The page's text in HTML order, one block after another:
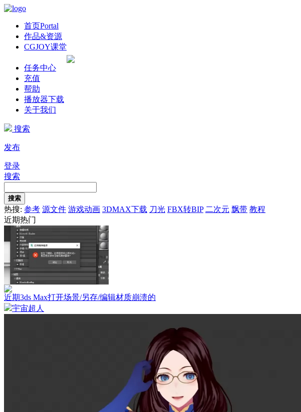
首页Portal
作品&资源
CGJOY课堂
任务中心
充值
帮助
播放器下载
关于我们
搜索
发布
登录
搜索
搜索
热搜: 参考 源文件 游戏动画 3DMAX下载 刀光 FBX转BIP 二次元 飘带 教程
近期热门
近期3ds Max打开场景/另存/编辑材质崩溃的
宇宙超人